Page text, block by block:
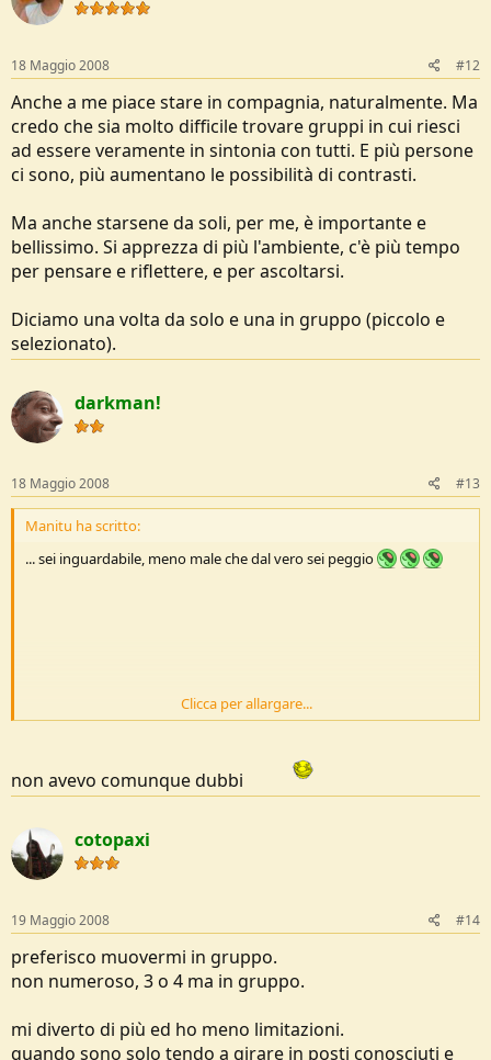
18 Maggio 2008 #12
Anche a me piace stare in compagnia, naturalmente. Ma
credo che sia molto difficile trovare gruppi in cui riesci
ad essere veramente in sintonia con tutti. E più persone
ci sono, più aumentano le possibilità di contrasti.
Ma anche starsene da soli, per me, è importante e
bellissimo. Si apprezza di più l'ambiente, c'è più tempo
per pensare e riflettere, e per ascoltarsi.
Diciamo una volta da solo e una in gruppo (piccolo e
selezionato).
darkman!
18 Maggio 2008 #13
Manitu ha scritto:
... sei inguardabile, meno male che dal vero sei peggio
Clicca per allargare...
non avevo comunque dubbi
cotopaxi
19 Maggio 2008 #14
preferisco muovermi in gruppo.
non numeroso, 3 o 4 ma in gruppo.
mi diverto di più ed ho meno limitazioni.
quando sono solo tendo a girare in posti conosciuti e